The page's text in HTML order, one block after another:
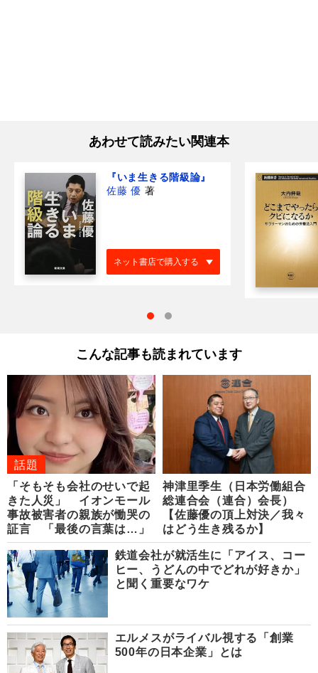
あわせて読みたい関連本
『いま生きる階級論』
佐藤 優 著
ネット書店で購入する
こんな記事も読まれています
話題
「そもそも会社のせいで起
きた人災」 イオンモール
事故被害者の親族が慟哭の
証言 「最後の言葉は…」
神津里季生（日本労働組合
総連合会（連合）会長）
【佐藤優の頂上対決／我々
はどう生き残るか】
鉄道会社が就活生に「アイス、コー
ヒー、うどんの中でどれが好きか」
と聞く重要なワケ
エルメスがライバル視する「創業
500年の日本企業」とは